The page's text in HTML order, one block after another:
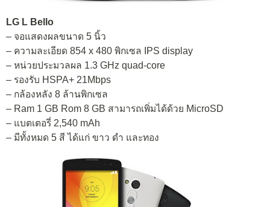
LG L Bello
– จอแสดงผลขนาด 5 นิ้ว
– ความละเอียด 854 x 480 พิกเซล IPS display
– หน่วยประมวลผล 1.3 GHz quad-core
– รองรับ HSPA+ 21Mbps
– กล้องหลัง 8 ล้านพิกเซล
– Ram 1 GB Rom 8 GB สามารถเพิ่มได้ด้วย MicroSD
– แบตเตอรี่ 2,540 mAh
– มีทั้งหมด 5 สี ได้แก่ ขาว ดำ และทอง